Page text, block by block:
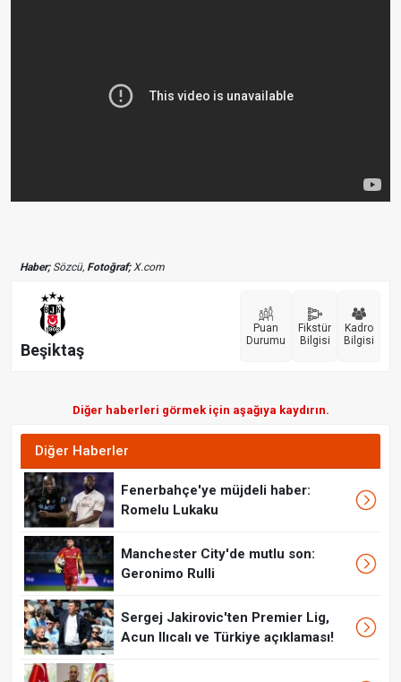
Haber;Sözcü, Fotoğraf;X.com
Beşiktaş
Puan
Durumu
Fikstür
Bilgisi
Kadro
Bilgisi
Diğer haberleri görmek için aşağıya kaydırın.
Diğer Haberler
Fenerbahçe'ye müjdeli haber:
Romelu Lukaku
Manchester City'de mutlu son:
Geronimo Rulli
Sergej Jakirovic'ten Premier Lig,
Acun Ilıcalı ve Türkiye açıklaması!